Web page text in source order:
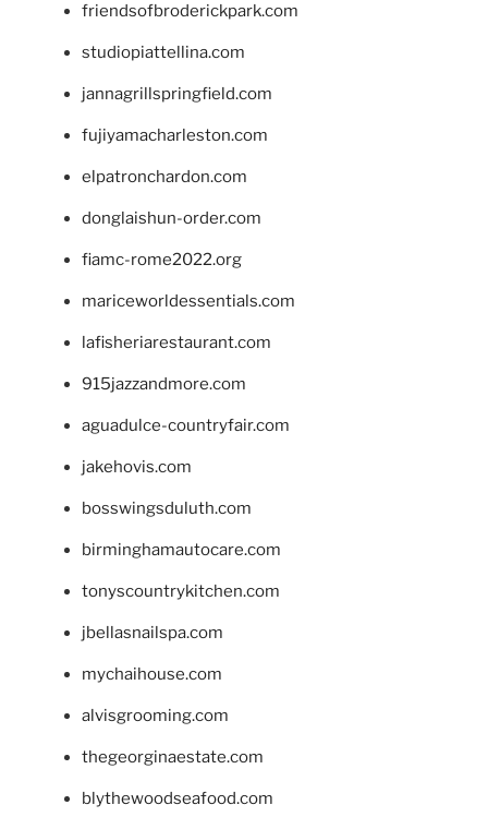
friendsofbroderickpark.com
studiopiattellina.com
jannagrillspringfield.com
fujiyamacharleston.com
elpatronchardon.com
donglaishun-order.com
fiamc-rome2022.org
mariceworldessentials.com
lafisheriarestaurant.com
915jazzandmore.com
aguadulce-countryfair.com
jakehovis.com
bosswingsduluth.com
birminghamautocare.com
tonyscountrykitchen.com
jbellasnailspa.com
mychaihouse.com
alvisgrooming.com
thegeorginaestate.com
blythewoodseafood.com